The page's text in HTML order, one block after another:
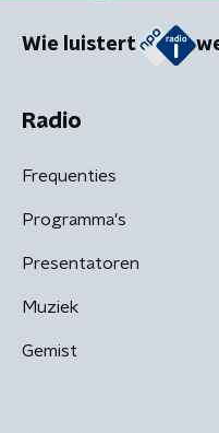
Wie luistert
Radio
Frequenties
Programma's
Presentatoren
Muziek
Gemist